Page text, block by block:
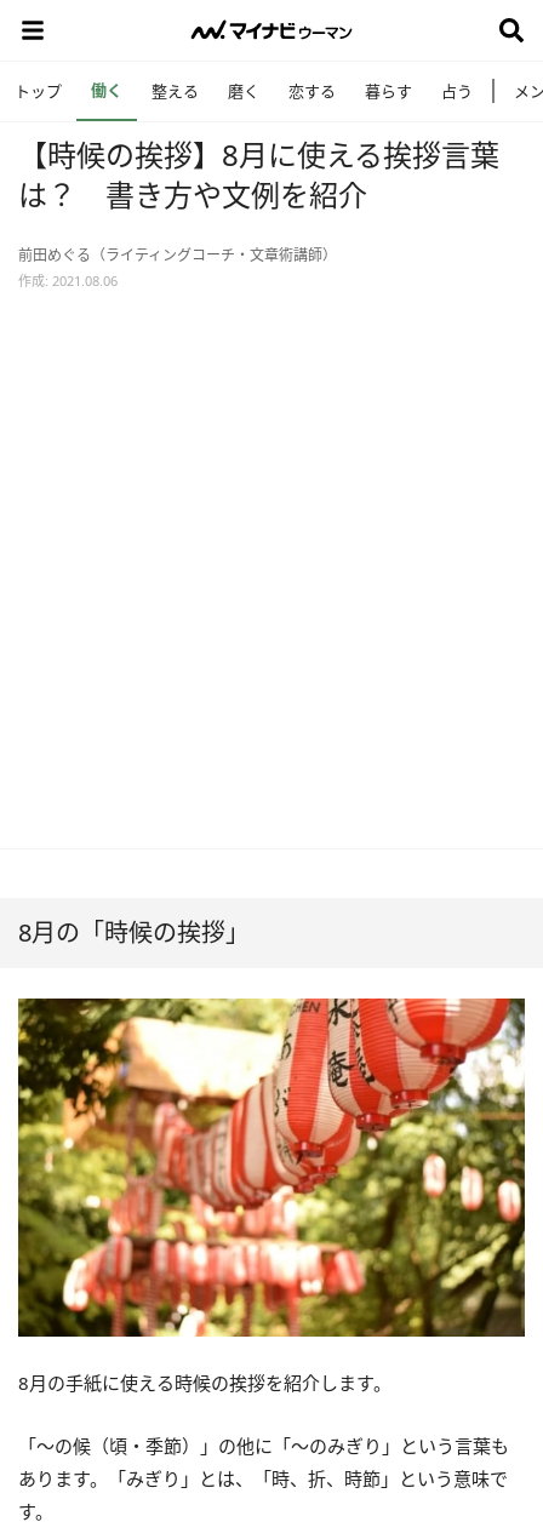
トップ 働く 整える 磨く 恋する 暮らす 占う メ
【時候の挨拶】8月に使える挨拶言葉
は？ 書き方や文例を紹介
前田めぐる（ライティングコーチ・文章術講師）
作成: 2021.08.06
8月の「時候の挨拶」
8月の手紙に使える時候の挨拶を紹介します。
「〜の候（頃・季節）」の他に「〜のみぎり」という言葉も
あります。「みぎり」とは、「時、折、時節」という意味で
す。